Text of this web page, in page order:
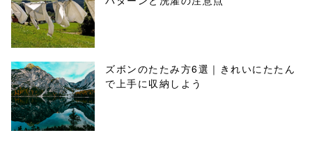
ズボンのたたみ方6選｜きれいにたたん
で上手に収納しよう